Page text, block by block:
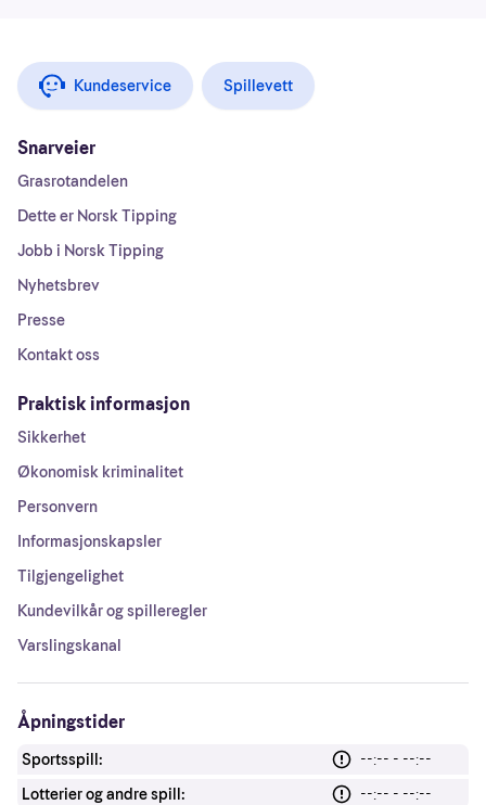
Kundeservice Spillevett
Snarveier
Grasrotandelen
Dette er Norsk Tipping
Jobb i Norsk Tipping
Nyhetsbrev
Presse
Kontakt oss
Praktisk informasjon
Sikkerhet
Økonomisk kriminalitet
Personvern
Informasjonskapsler
Tilgjengelighet
Kundevilkår og spilleregler
Varslingskanal
Åpningstider
Sportsspill:
--:-- - --:--
Lotterier og andre spill:
--:-- - --:--